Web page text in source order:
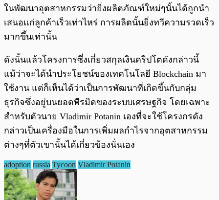
ในพัฒนาอุตสาหกรรมว่ายิ่งผลิตภัณฑ์ใหม่ๆนั้นได้ถูกนำ
เสนอแก่ลูกค้าเร็วเท่าไหร่ การผลิตนั้นยิ่งทวีความรวดเร็ว
มากขึ้นเท่านั้น
ดังนั้นแล้วโครงการซึ่งเกี่ยวสกุลเงินคริปโตดังกล่าวนี้
แม้ว่าจะได้นำประโยชน์ของเทคโนโลยี Blockchain มา
ใช้งาน แต่ก็เห็นได้ว่าเป็นการพัฒนาที่เกิดขึ้นกับกลุ่ม
ธุรกิจซึ่งอยู่บนยอดพีรมิดของระบบเศรษฐกิจ โดยเฉพาะ
สำหรับตัวนาย Vladimir Potanin เองที่จะใช้โครงกรดัง
กล่าวเป็นเครื่องมือในการเพิ่มผลกำไรจากอุตสาหกรรม
ต่างๆที่ตัวเขานั้นได้เกี่ยวข้องนั่นเอง
adoption russia Tycoon Vladimir Potanin